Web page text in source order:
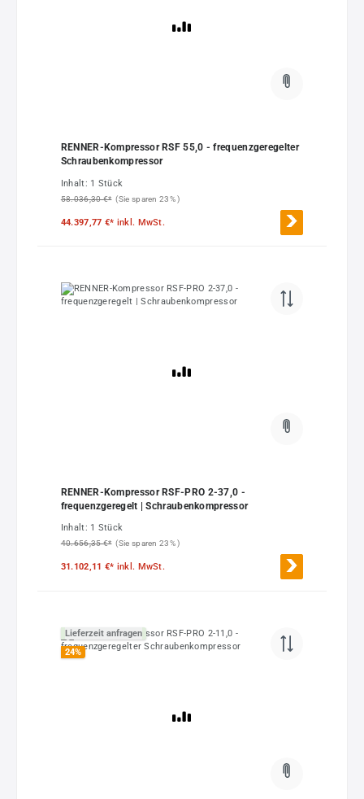
RENNER-Kompressor RSF 55,0 - frequenzgeregelter
Schraubenkompressor
Inhalt: 1 Stück
58.036,30 €* (Sie sparen 23% )
44.397,77 €* inkl. MwSt.
RENNER-Kompressor RSF-PRO 2-37,0 -
frequenzgeregelt | Schraubenkompressor
Inhalt: 1 Stück
40.656,35 €* (Sie sparen 23% )
31.102,11 €* inkl. MwSt.
Lieferzeit anfragen
24%